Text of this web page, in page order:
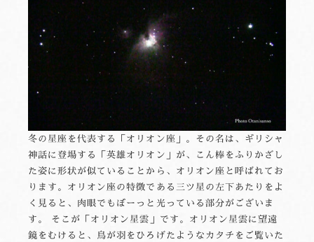
冬の星座を代表する「オリオン座」。その名は、ギリシャ
神話に登場する「英雄オリオン」が、こん棒をふりかざし
た姿に形状が似ていることから、オリオン座と呼ばれてお
ります。オリオン座の特徴である三ツ星の左下あたりをよ
く見ると、肉眼でもぼーっと光っている部分がございま
す。 そこが「オリオン星雲」です。オリオン星雲に望遠
鏡をむけると、鳥が羽をひろげたようなカタチをご覧いた